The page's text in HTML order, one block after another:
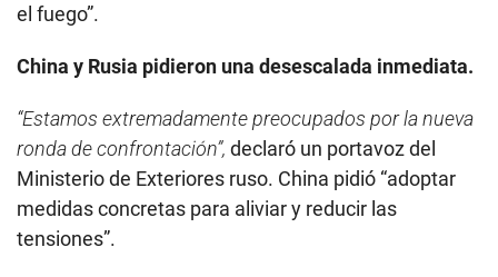
el fuego”.
China y Rusia pidieron una desescalada inmediata.
“Estamos extremadamente preocupados por la nueva
ronda de confrontación”, declaró un portavoz del
Ministerio de Exteriores ruso. China pidió “adoptar
medidas concretas para aliviar y reducir las
tensiones”.